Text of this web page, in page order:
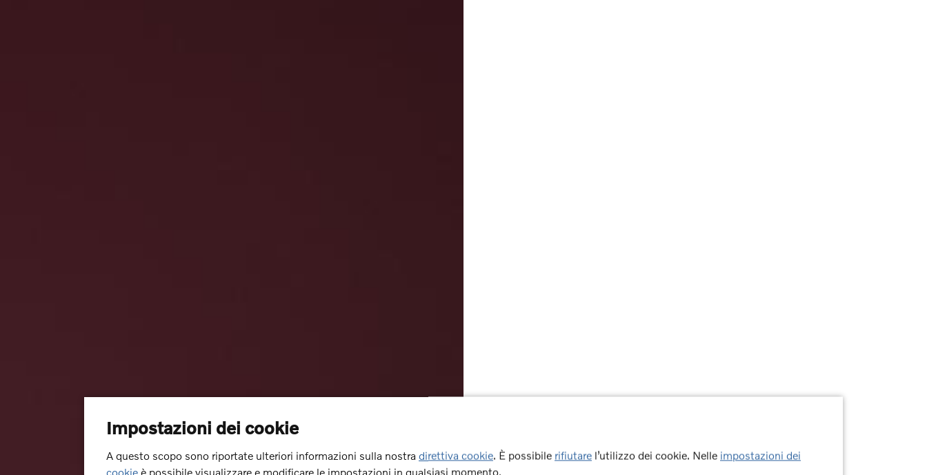
Impostazioni dei cookie
A questo scopo sono riportate ulteriori informazioni sulla nostra direttiva cookie. È possibile rifiutare l’utilizzo dei cookie. Nelle impostazioni dei
cookie è possibile visualizzare e modificare le impostazioni in qualsiasi momento.